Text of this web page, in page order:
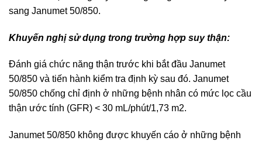
sang Janumet 50/850.
Khuyến nghị sử dụng trong trường hợp suy thận:
Đánh giá chức năng thận trước khi bắt đầu Janumet
50/850 và tiến hành kiểm tra định kỳ sau đó. Janumet
50/850 chống chỉ định ở những bệnh nhân có mức lọc cầu
thận ước tính (GFR) < 30 mL/phút/1,73 m2.
Janumet 50/850 không được khuyến cáo ở những bệnh